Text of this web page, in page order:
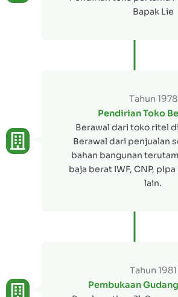
Bapak Lie
Tahun 1978
Pendirian Toko
Berawal dari toko ritel
Berawal dari penjualan
bahan bangunan
baja berat IWF, CNP,
lain.
Tahun 1981
Pembukaan